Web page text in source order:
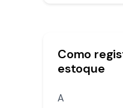
Como
estoque
A